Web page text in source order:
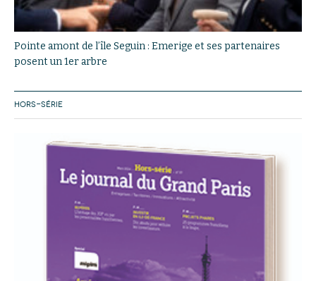
Pointe amont de l’île Seguin : Emerige et ses partenaires
posent un 1er arbre
HORS-SÉRIE